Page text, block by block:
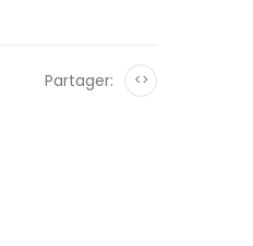
Partager: <>